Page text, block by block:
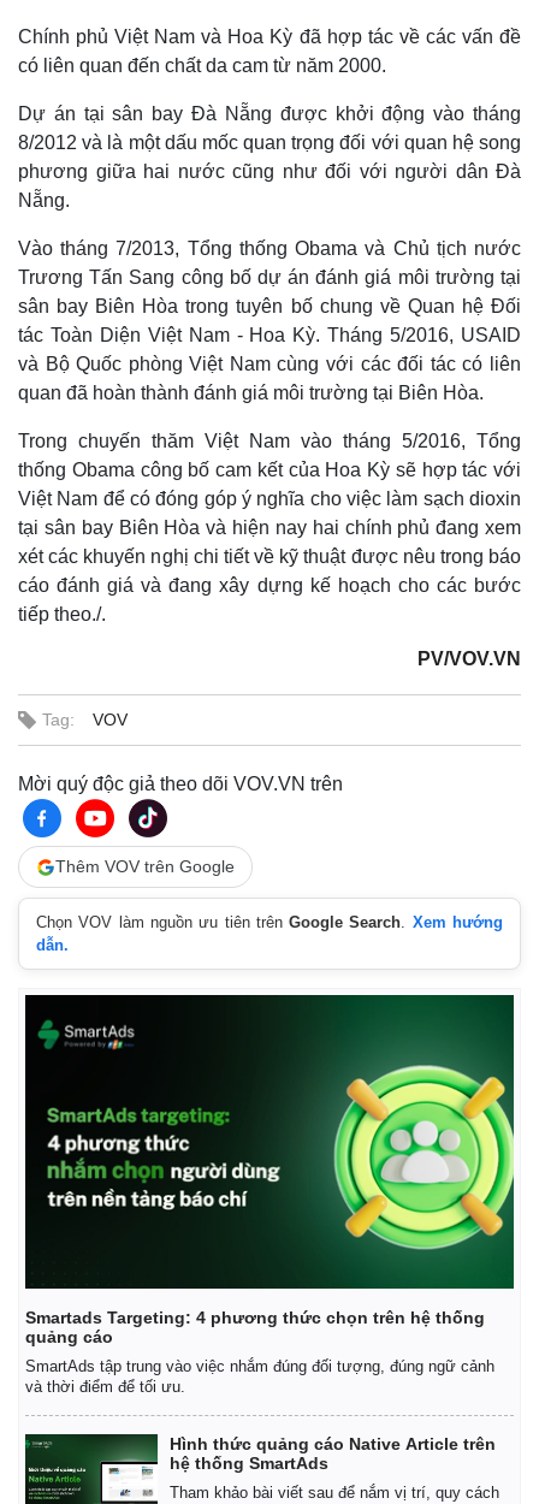
Kinh tế
Bất động sản
Khởi nghiệp
Giá cà phê
Chính phủ Việt Nam và Hoa Kỳ đã hợp tác về các vấn đề
có liên quan đến chất da cam từ năm 2000.
Dự án tại sân bay Đà Nẵng được khởi động vào tháng
8/2012 và là một dấu mốc quan trọng đối với quan hệ song
phương giữa hai nước cũng như đối với người dân Đà
Nẵng.
Vào tháng 7/2013, Tổng thống Obama và Chủ tịch nước
Trương Tấn Sang công bố dự án đánh giá môi trường tại
sân bay Biên Hòa trong tuyên bố chung về Quan hệ Đối
tác Toàn Diện Việt Nam - Hoa Kỳ. Tháng 5/2016, USAID
và Bộ Quốc phòng Việt Nam cùng với các đối tác có liên
quan đã hoàn thành đánh giá môi trường tại Biên Hòa.
Trong chuyến thăm Việt Nam vào tháng 5/2016, Tổng
thống Obama công bố cam kết của Hoa Kỳ sẽ hợp tác với
Việt Nam để có đóng góp ý nghĩa cho việc làm sạch dioxin
tại sân bay Biên Hòa và hiện nay hai chính phủ đang xem
xét các khuyến nghị chi tiết về kỹ thuật được nêu trong báo
cáo đánh giá và đang xây dựng kế hoạch cho các bước
tiếp theo./.
PV/VOV.VN
Tag: VOV
Mời quý độc giả theo dõi VOV.VN trên
Thêm VOV trên Google
Chọn VOV làm nguồn ưu tiên trênGoogle Search. Xem hướng
dẫn.
Smartads Targeting: 4 phương thức chọn trên hệ thống
quảng cáo
SmartAds tập trung vào việc nhắm đúng đối tượng, đúng ngữ cảnh
và thời điểm để tối ưu.
Hình thức quảng cáo Native Article trên
hệ thống SmartAds
Tham khảo bài viết sau để nắm vị trí, quy cách